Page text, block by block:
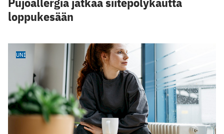
loppukesään
UNI